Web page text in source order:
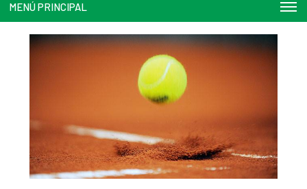
MENÚ PRINCIPAL